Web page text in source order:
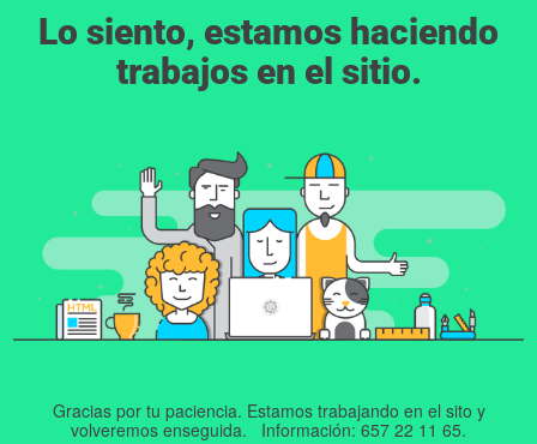
Lo siento, estamos haciendo
trabajos en el sitio.
Gracias por tu paciencia. Estamos trabajando en el sito y
volveremos enseguida. Información: 657 22 11 65.